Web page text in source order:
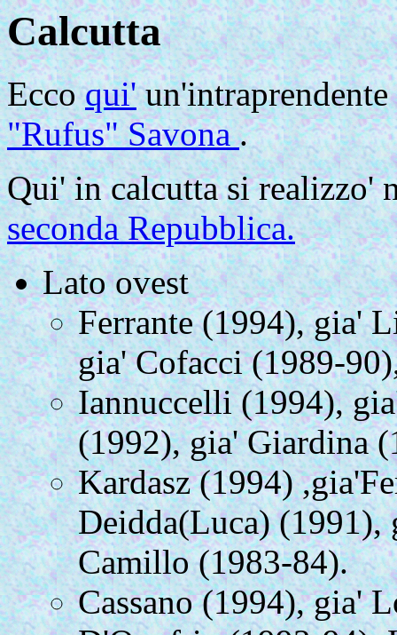
Calcutta
Eccoqui'
"Rufus" Savona.
Qui' in calcutta si realizzo'
seconda Repubblica.
Lato ovest
Ferrante (1994), gia'
gia' Cofacci (1989-
Iannuccelli (1994),
(1992), gia' Giardina
Kardasz (1994)
Deidda(Luca) (1991),
Camillo (1983-84).
Cassano (1994), gia'